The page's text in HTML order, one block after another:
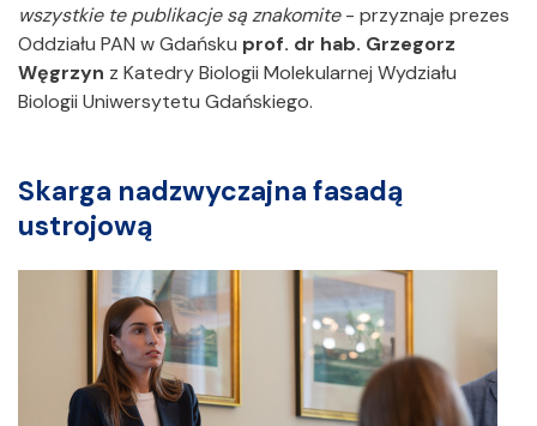
wszystkie te publikacje są znakomite- przyznaje prezes
Oddziału PAN w Gdańsku prof. dr hab. Grzegorz
Węgrzyn z Katedry Biologii Molekularnej Wydziału
Biologii Uniwersytetu Gdańskiego.
Skarga nadzwyczajna fasadą
ustrojową